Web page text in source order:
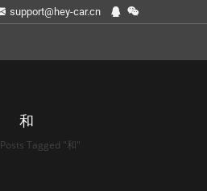
support@hey-car.cn
和
Posts Tagged "和"